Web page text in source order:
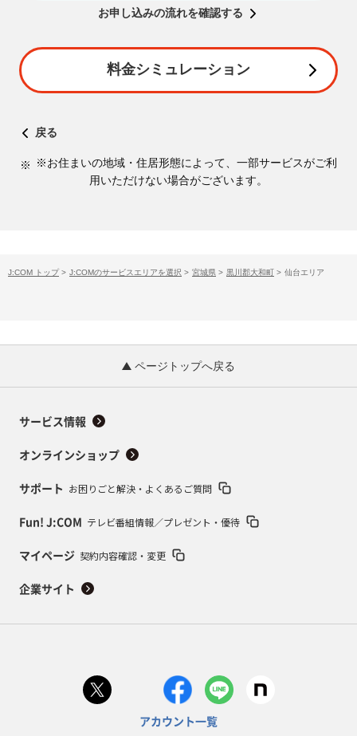
お申し込みの流れを確認する
料金シミュレーション
戻る
※お住まいの地域・住居形態によって、一部サービスがご利
用いただけない場合がございます。
J:COM トップ > J:COMのサービスエリアを選択 > 宮城県 > 黒川郡大和町 > 仙台エリア
ページトップへ戻る
サービス情報
オンラインショップ
サポート お困りごと解決・よくあるご質問
Fun! J:COM テレビ番組情報／プレゼント・優待
マイページ 契約内容確認・変更
企業サイト
アカウント一覧